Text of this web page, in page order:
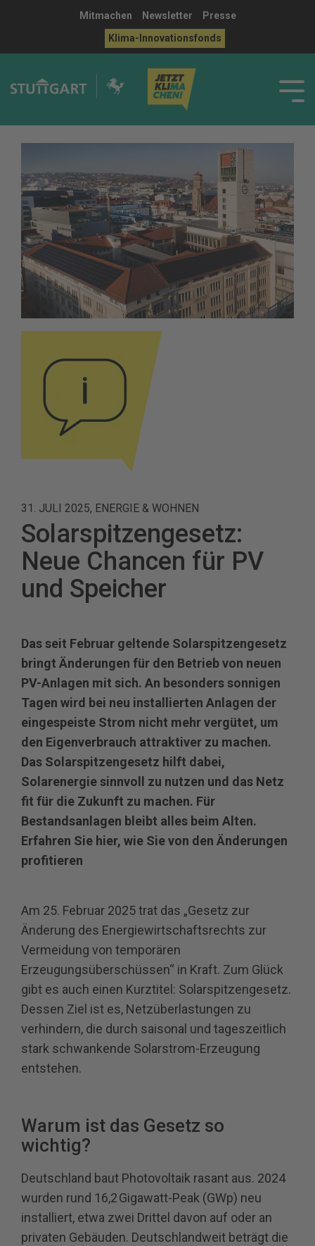
Mitmachen Newsletter
Presse
Klima-Innovationsfonds
31. JULI 2025, ENERGIE & WOHNEN
Solarspitzengesetz:
Neue Chancen für PV
und Speicher
Das seit Februar geltende Solarspitzengesetz
bringt Änderungen für den Betrieb von neuen
PV-Anlagen mit sich. An besonders sonnigen
Tagen wird bei neu installierten Anlagen der
eingespeiste Strom nicht mehr vergütet, um
den Eigenverbrauch attraktiver zu machen.
Das Solarspitzengesetz hilft dabei,
Solarenergie sinnvoll zu nutzen und das Netz
fit für die Zukunft zu machen. Für
Bestandsanlagen bleibt alles beim Alten.
Erfahren Sie hier, wie Sie von den Änderungen
profitieren
Am 25. Februar 2025 trat das „Gesetz zur
Änderung des Energiewirtschaftsrechts zur
Vermeidung von temporären
Erzeugungsüberschüssen“ in Kraft. Zum Glück
gibt es auch einen Kurztitel: Solarspitzengesetz.
Dessen Ziel ist es, Netzüberlastungen zu
verhindern, die durch saisonal und tageszeitlich
stark schwankende Solarstrom-Erzeugung
entstehen.
Warum ist das Gesetz so
wichtig?
Deutschland baut Photovoltaik rasant aus. 2024
wurden rund 16,2 Gigawatt-Peak (GWp) neu
installiert, etwa zwei Drittel davon auf oder an
privaten Gebäuden. Deutschlandweit beträgt die